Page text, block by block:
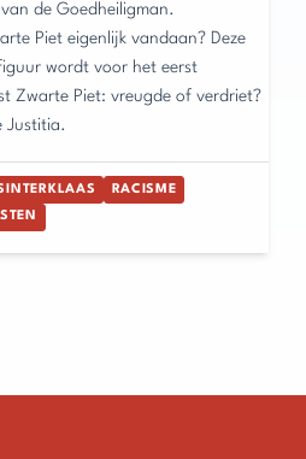
de Goedheiligman.
Piet eigenlijk vandaan? Deze
wordt voor het eerst
Zwarte Piet: vreugde of verdriet?
Justitia.
RACISME